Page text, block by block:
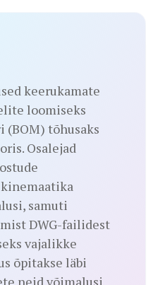
keerukamate
loomiseks
tõhusaks
Osalejad
samuti
DWG-failidest
vajalikke
õpitakse läbi